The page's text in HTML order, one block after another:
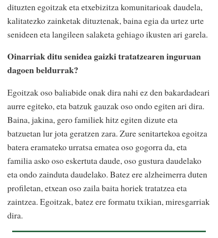
dituzten egoitzak eta etxebizitza komunitarioak daudela,
kalitatezko zainketak dituztenak, baina egia da urtez urte
senideen eta langileen salaketa gehiago ikusten ari garela.
Oinarriak ditu senidea gaizki tratatzearen inguruan
dagoen beldurrak?
Egoitzak oso baliabide onak dira nahi ez den bakardadeari
aurre egiteko, eta batzuk gauzak oso ondo egiten ari dira.
Baina, jakina, gero familiek hitz egiten dizute eta
batzuetan lur jota geratzen zara. Zure senitartekoa egoitza
batera eramateko urratsa ematea oso gogorra da, eta
familia asko oso eskertuta daude, oso gustura daudelako
eta ondo zainduta daudelako. Batez ere alzheimerra duten
profiletan, etxean oso zaila baita horiek tratatzea eta
zaintzea. Egoitzak, batez ere formatu txikian, miresgarriak
dira.